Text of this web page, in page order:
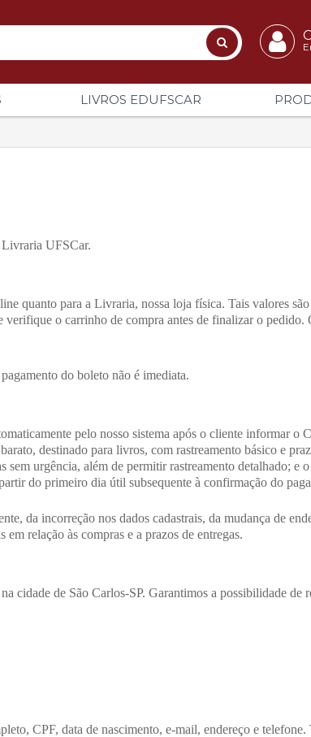
LIVROS EDUFSCAR
Livraria UFSCar.
quanto para a Livraria, nossa loja física. Tais valores
o carrinho de compra antes de finalizar o
do boleto não é imediata.
pelo nosso sistema após o cliente informar o
destinado para livros, com rastreamento básico e
urgência, além de permitir rastreamento detalhado; e
do primeiro dia útil subsequente à confirmação do
da incorreção nos dados cadastrais, da mudança de
relação às compras e a prazos de entregas.
cidade de São Carlos-SP. Garantimos a possibilidade de
CPF, data de nascimento, e-mail, endereço e